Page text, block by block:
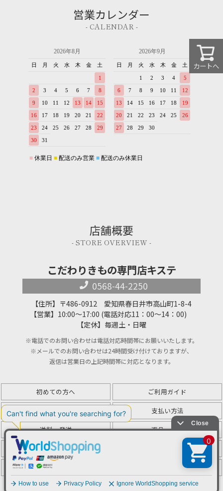
カートへ
営業カレンダー
- CALENDAR -
店舗概要
- STORE OVERVIEW -
こだわりきもの専門店キステ
0568-44-2250
【住所】〒486-0912 愛知県春日井市高山町1-8-4
【営業】10:00～17:00 (電話対応11：00～14：00)
【定休】毎週土・日曜
※電話でのお問い合わせは電話対応時間帯にお願いいたします。
※メールでのお問い合わせは24時間受け付けておりますが、
返信は営業日の上記時間帯に対応となります。
初めての方へ
ご利用ガイド
会社概要
支払い方法
送料・発送
返品・交換
プライバシー＆ポリシー
特定商取引法に基づく表記
よくある質問
お問い合わせ
© 2008-2026 こだわりきもの専門店キステ.